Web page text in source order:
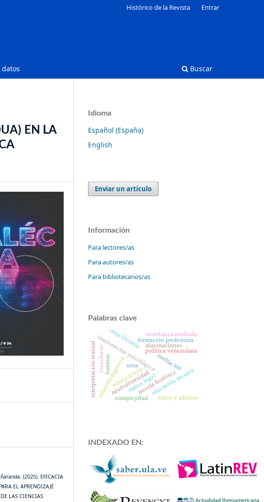
Buscar
Histórico de la Revista Entrar
EN LA
(2025). EFICACIA
EL APRENDIZAJE
LAS CIENCIAS
Idioma
Español (España)
English
Enviar un artículo
Información
Para lectores/as
Para autores/as
Para bibliotecarios/as
Palabras clave
intervención psicológicapolítica venezolana
neurodivergencia
neurodiversidad
neurociencia
mediación
novela histórica
obra literaria
complejidad
formación profesiona
sena
educación técnica
niños y adultos
enseñanza mediada
alucinaciones
interpretación textual marco legal
barreras
escucharse
INDEXADO EN: